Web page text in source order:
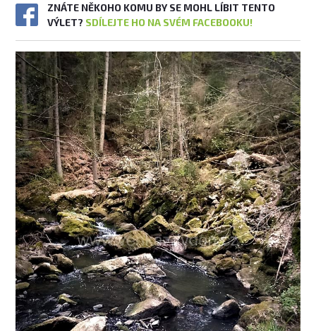
ZNÁTE NĚKOHO KOMU BY SE MOHL LÍBIT TENTO
VÝLET? SDÍLEJTE HO NA SVÉM FACEBOOKU!